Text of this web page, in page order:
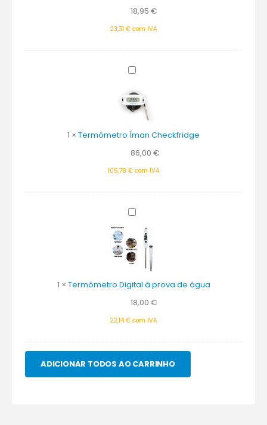
300
ºC)
18,95 €
23,31 €com IVA
Termómetro
Checkfridge
1 × Termómetro Íman Checkfridge
86,00 €
105,78 €com IVA
Termómetro
Digital
à
prova
de
água
1 × Termómetro Digital à prova de água
18,00 €
22,14 €com IVA
ADICIONAR TODOS AO CARRINHO